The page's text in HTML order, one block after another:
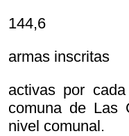
144,6
armas inscritas
activas por
comuna de Las
nivel comunal.